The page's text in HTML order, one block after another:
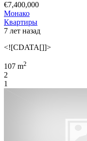
€7,400,000
Монако
Квартиры
7 лет назад
<![CDATA[]]>
107 m2
2
1